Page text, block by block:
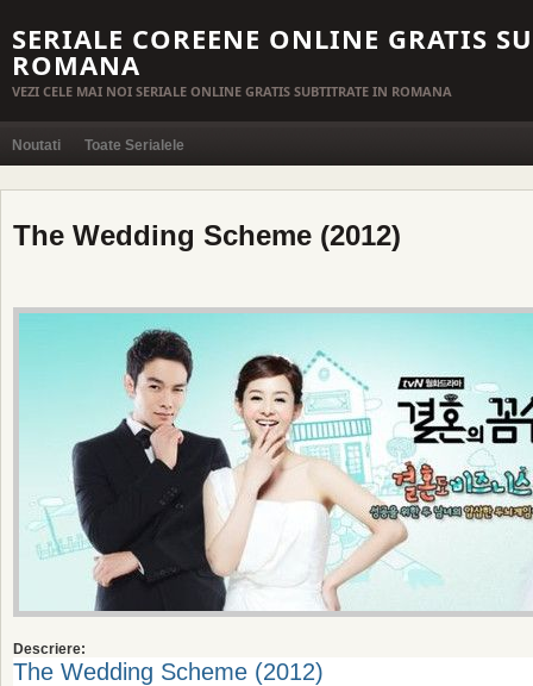
SERIALE COREENE ONLINE GRATIS
ROMANA
VEZI CELE MAI NOI SERIALE ONLINE GRATIS SUBTITRATE IN ROMANA
Noutati Toate Serialele
The Wedding Scheme (2012)
Descriere:
The Wedding Scheme (2012)